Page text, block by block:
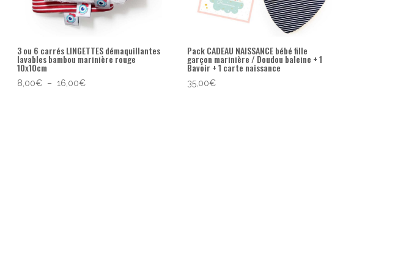
3 ou 6 carrés LINGETTES démaquillantes
lavables bambou marinière rouge
10x10cm
8,00€ – 16,00€Plage
Pack CADEAU NAISSANCE bébé fille
garçon marinière / Doudou baleine + 1
Bavoir + 1 carte naissance
35,00€